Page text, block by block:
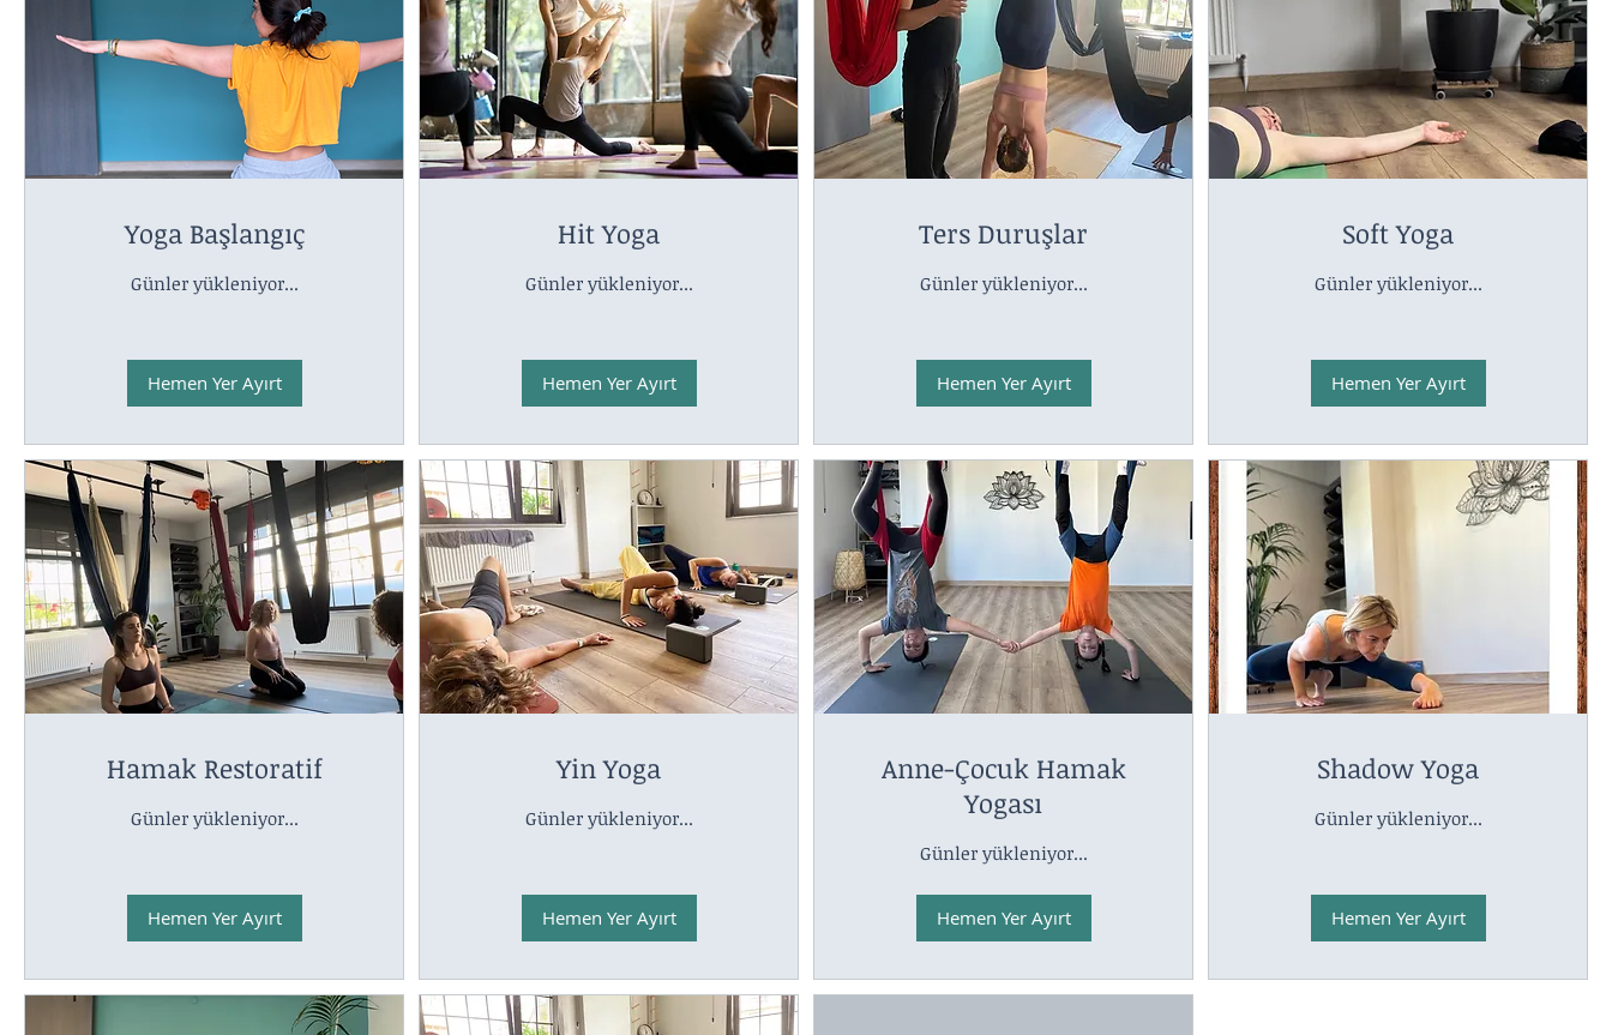
Yoga Başlangıç
Günler yükleniyor...
Hemen Yer Ayırt
Hit Yoga
Günler yükleniyor...
Hemen Yer Ayırt
Ters Duruşlar
Günler yükleniyor...
Hemen Yer Ayırt
Soft Yoga
Günler yükleniyor...
Hemen Yer Ayırt
Hamak Restoratif
Günler yükleniyor...
Hemen Yer Ayırt
Yin Yoga
Günler yükleniyor...
Hemen Yer Ayırt
Anne-Çocuk Hamak
Yogası
Günler yükleniyor...
Hemen Yer Ayırt
Shadow Yoga
Günler yükleniyor...
Hemen Yer Ayırt